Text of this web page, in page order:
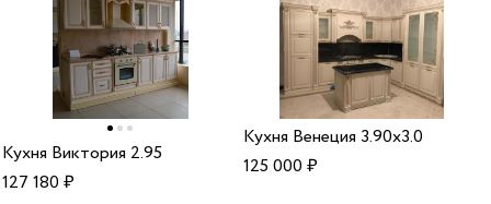
Кухня Виктория 2.95
127 180₽
Кухня Венеция 3.90х3.0
125 000₽